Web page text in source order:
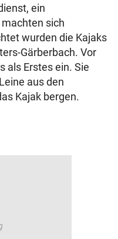
ein
sich
wurden die Kajaks
Gärberbach. Vor
als Erstes ein. Sie
aus den
Kajak bergen.